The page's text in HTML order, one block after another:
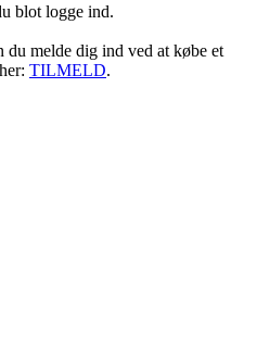
blot logge ind.
du melde dig ind ved at købe et
TILMELD.